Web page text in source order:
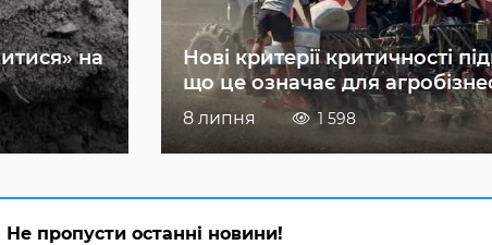
на
Нові критерії критичності
що це означає для
8 липня 1 598
Не пропусти останні новини!